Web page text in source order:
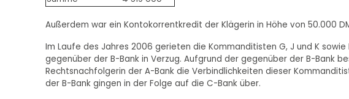
Außerdem war ein Kontokorrentkredit der Klägerin in Höhe von 50.000
Im Laufe des Jahres 2006 gerieten die Kommanditisten G, J und K
gegenüber der B-Bank in Verzug. Aufgrund der gegenüber der B-Bank
Rechtsnachfolgerin der A-Bank die Verbindlichkeiten dieser
der B-Bank gingen in der Folge auf die C-Bank über.